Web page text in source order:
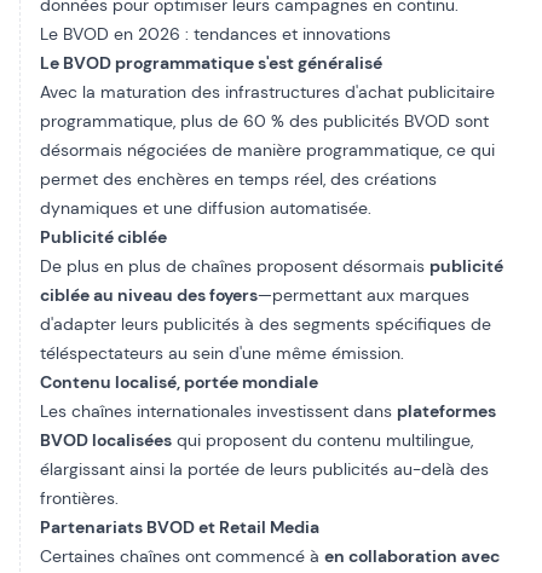
données pour optimiser leurs campagnes en continu.
Le BVOD en 2026 : tendances et innovations
Le BVOD programmatique s'est généralisé
Avec la maturation des infrastructures d'achat publicitaire
programmatique, plus de 60 % des publicités BVOD sont
désormais négociées de manière programmatique, ce qui
permet des enchères en temps réel, des créations
dynamiques et une diffusion automatisée.
Publicité ciblée
De plus en plus de chaînes proposent désormais publicité
ciblée au niveau des foyers—permettant aux marques
d'adapter leurs publicités à des segments spécifiques de
téléspectateurs au sein d'une même émission.
Contenu localisé, portée mondiale
Les chaînes internationales investissent dans plateformes
BVOD localisées qui proposent du contenu multilingue,
élargissant ainsi la portée de leurs publicités au-delà des
frontières.
Partenariats BVOD et Retail Media
Certaines chaînes ont commencé à en collaboration avec